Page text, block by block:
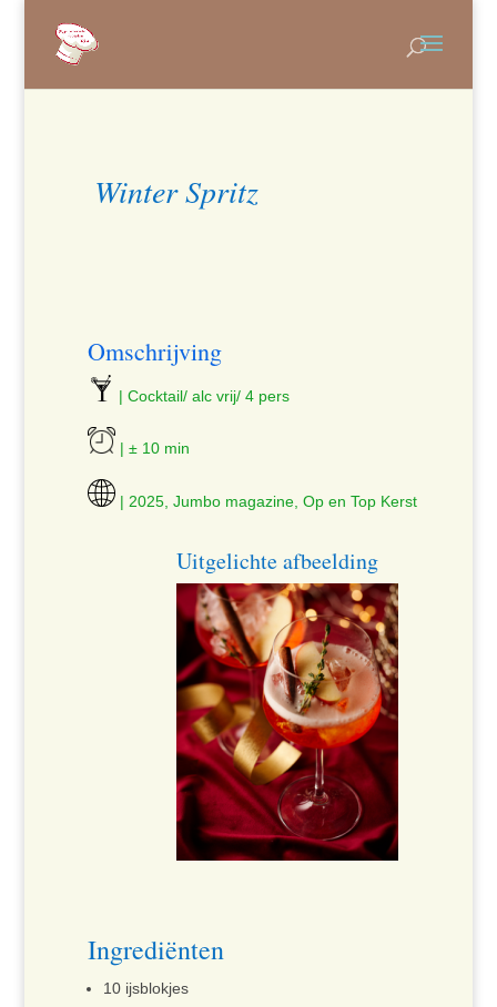
Winter Spritz
Omschrijving
| Cocktail/ alc vrij/ 4 pers
| ± 10 min
| 2025, Jumbo magazine, Op en Top Kerst
Uitgelichte afbeelding
Ingrediënten
10 ijsblokjes